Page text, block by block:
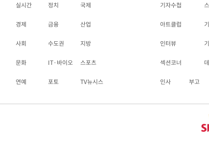
실시간 정치 국제
경제 금융 산업
사회 수도권 지방
문화 IT·바이오 스포츠
연예 포토 TV뉴시스
기자수첩
아트클럽
인터뷰
섹션코너
인사 부고